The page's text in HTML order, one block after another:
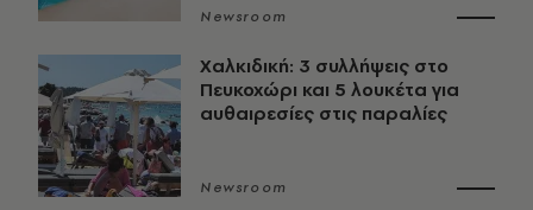
Newsroom
Χαλκιδική: 3 συλλήψεις στο
Πευκοχώρι και 5 λουκέτα για
αυθαιρεσίες στις παραλίες
Newsroom